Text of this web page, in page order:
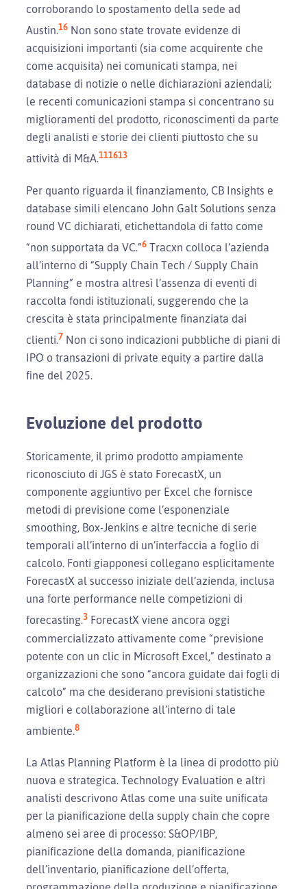
corroborando lo spostamento della sede ad
Austin.16 Non sono state trovate evidenze di
acquisizioni importanti (sia come acquirente che
come acquisita) nei comunicati stampa, nei
database di notizie o nelle dichiarazioni aziendali;
le recenti comunicazioni stampa si concentrano su
miglioramenti del prodotto, riconoscimenti da parte
degli analisti e storie dei clienti piuttosto che su
attività di M&A.111613
Per quanto riguarda il finanziamento, CB Insights e
database simili elencano John Galt Solutions senza
round VC dichiarati, etichettandola di fatto come
“non supportata da VC.”6 Tracxn colloca l’azienda
all’interno di “Supply Chain Tech / Supply Chain
Planning” e mostra altresì l’assenza di eventi di
raccolta fondi istituzionali, suggerendo che la
crescita è stata principalmente finanziata dai
clienti.7 Non ci sono indicazioni pubbliche di piani di
IPO o transazioni di private equity a partire dalla
fine del 2025.
Evoluzione del prodotto
Storicamente, il primo prodotto ampiamente
riconosciuto di JGS è stato ForecastX, un
componente aggiuntivo per Excel che fornisce
metodi di previsione come l’esponenziale
smoothing, Box-Jenkins e altre tecniche di serie
temporali all’interno di un’interfaccia a foglio di
calcolo. Fonti giapponesi collegano esplicitamente
ForecastX al successo iniziale dell’azienda, inclusa
una forte performance nelle competizioni di
forecasting.3 ForecastX viene ancora oggi
commercializzato attivamente come “previsione
potente con un clic in Microsoft Excel,” destinato a
organizzazioni che sono “ancora guidate dai fogli di
calcolo” ma che desiderano previsioni statistiche
migliori e collaborazione all’interno di tale
ambiente.8
La Atlas Planning Platform è la linea di prodotto più
nuova e strategica. Technology Evaluation e altri
analisti descrivono Atlas come una suite unificata
per la pianificazione della supply chain che copre
almeno sei aree di processo: S&OP/IBP,
pianificazione della domanda, pianificazione
dell’inventario, pianificazione dell’offerta,